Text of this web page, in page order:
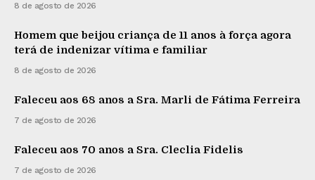
8 de agosto de 2026
Homem que beijou criança de 11 anos à força agora
terá de indenizar vítima e familiar
8 de agosto de 2026
Faleceu aos 68 anos a Sra. Marli de Fátima Ferreira
7 de agosto de 2026
Faleceu aos 70 anos a Sra. Cleclia Fidelis
7 de agosto de 2026